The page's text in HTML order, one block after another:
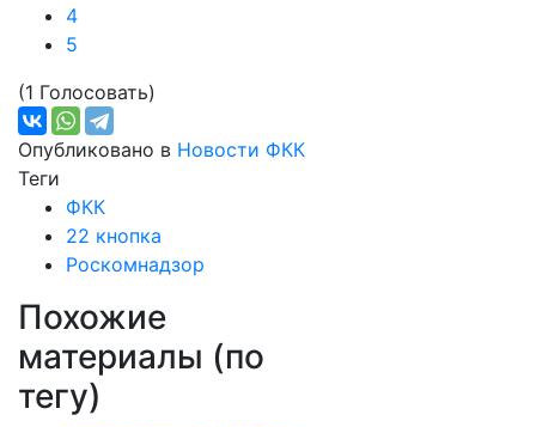
4
5
(1 Голосовать)
Опубликовано в Новости ФКК
Теги
ФКК
22 кнопка
Роскомнадзор
Похожие
материалы (по
тегу)